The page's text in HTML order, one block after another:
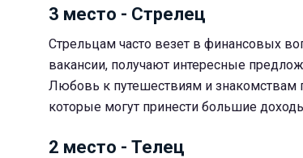
3 место - Стрелец
Стрельцам часто везет в финансовых
вакансии, получают интересные
Любовь к путешествиям и знакомствам
которые могут принести большие
2 место - Телец